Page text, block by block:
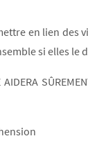
en lien
si elles le
AIDERA